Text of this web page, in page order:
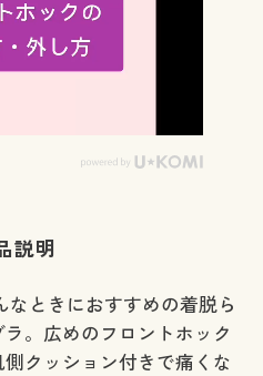
説明
ときにおすすめの着脱ら
。広めのフロントホック
クッション付きで痛くな